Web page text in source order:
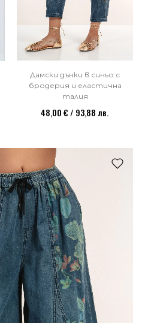
Дамски дънки в синьо с
бродерия и еластична
талия
48,00 € / 93,88 лв.